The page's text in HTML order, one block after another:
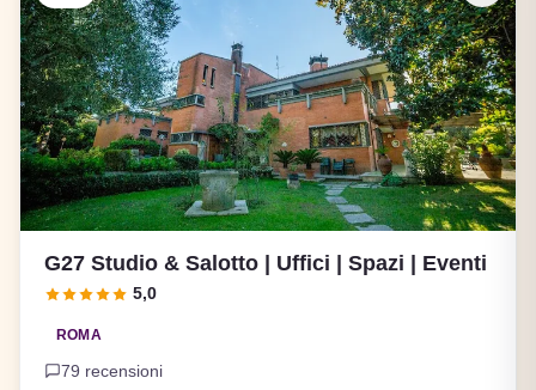
G27 Studio & Salotto | Uffici | Spazi | Eventi
5,0
ROMA
79 recensioni